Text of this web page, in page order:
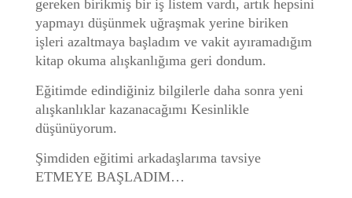
gereken birikmiş bir iş listem vardı, artık hepsini
yapmayı düşünmek uğraşmak yerine biriken
işleri azaltmaya başladım ve vakit ayıramadığım
kitap okuma alışkanlığıma geri dondum.
Eğitimde edindiğiniz bilgilerle daha sonra yeni
alışkanlıklar kazanacağımı Kesinlikle
düşünüyorum.
Şimdiden eğitimi arkadaşlarıma tavsiye
ETMEYE BAŞLADIM…